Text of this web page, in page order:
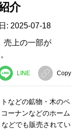
介
: 2025-07-18
売上の一部が
LINE Copy
などの鉱物・木のペ
ーナンなどのホーム
どでも販売されてい